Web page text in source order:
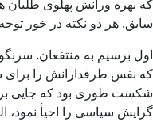
که بهره ورانش پهلوی طلبان
سابق. هر دو نکته در خور
اول برسیم به منتفعان.
که نفس طرفدارانش را برای
شکست طوری بود که جایی
گرایش سیاسی را احیأ نمود،